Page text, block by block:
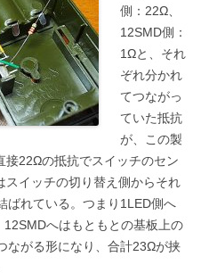
側：22Ω、
12SMD側：
1Ωと、それ
ぞれ分かれ
てつながっ
ていた抵抗
が、この製
接22Ωの抵抗でスイッチのセン
スイッチの切り替え側からそれ
ばれている。つまり1LED側へ
へはもともとの基板上の
ながる形になり、合計23Ωが挟